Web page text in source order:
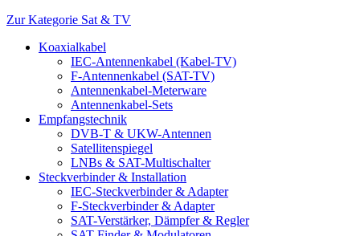
Zur Kategorie Sat & TV
Koaxialkabel
IEC-Antennenkabel (Kabel-TV)
F-Antennenkabel (SAT-TV)
Antennenkabel-Meterware
Antennenkabel-Sets
Empfangstechnik
DVB-T & UKW-Antennen
Satellitenspiegel
LNBs & SAT-Multischalter
Steckverbinder & Installation
IEC-Steckverbinder & Adapter
F-Steckverbinder & Adapter
SAT-Verstärker, Dämpfer & Regler